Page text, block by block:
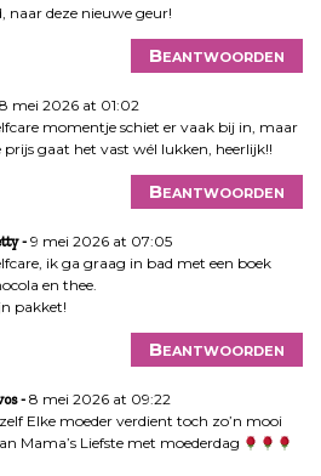
naar deze nieuwe geur!
Beantwoorden
8 mei 2026 at 01:02
momentje schiet er vaak bij in, maar
prijs gaat het vast wél lukken, heerlijk!!
Beantwoorden
9 mei 2026 at 07:05
ik ga graag in bad met een boek
en thee.
pakket!
Beantwoorden
8 mei 2026 at 09:22
Elke moeder verdient toch zo’n mooi
Mama’s Liefste met moederdag